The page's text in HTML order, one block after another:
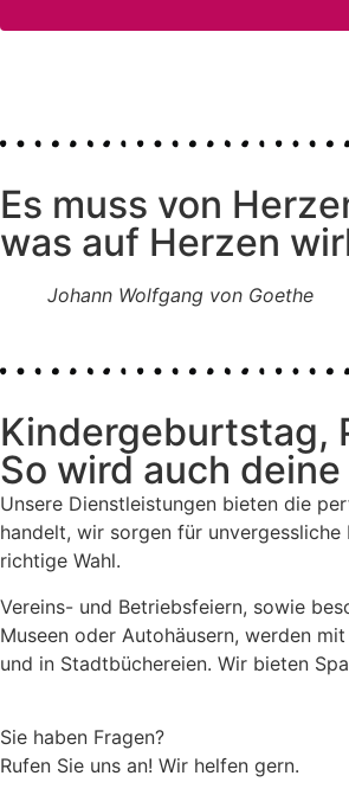
Es muss von
was auf Herzen
Johann Wolfgang von Goethe
Kindergeburtstag,
So wird auch
Unsere Dienstleistungen bieten die
handelt, wir sorgen für
richtige Wahl.
Vereins- und Betriebsfeiern, sowie
Museen oder Autohäusern, werden
und in Stadtbüchereien. Wir bieten
Sie haben Fragen?
Rufen Sie uns an! Wir helfen gern.